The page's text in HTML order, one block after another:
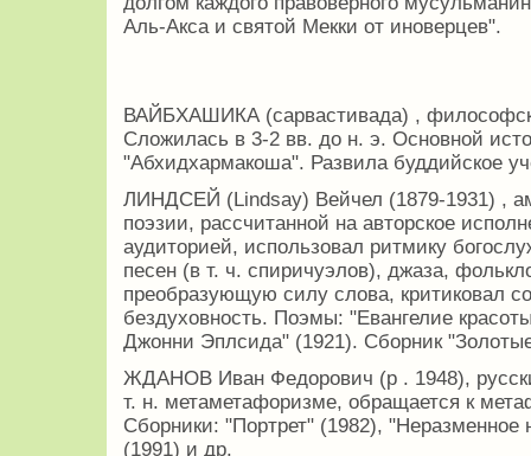
Аль-Акса и святой Мекки от иноверцев".
ВАЙБХАШИКА (сарвастивада) ,
Сложилась в 3-2 вв. до н. э. Основной
"Абхидхармакоша". Развила буддийское
ЛИНДСЕЙ (Lindsay) Вейчел (1879-1931) ,
поэзии, рассчитанной на авторское
аудиторией, использовал ритмику
песен (в т. ч. спиричуэлов), джаза,
преобразующую силу слова, критиковал
бездуховность. Поэмы: "Евангелие
Джонни Эплсида" (1921). Сборник
ЖДАНОВ Иван Федорович (р . 1948),
т. н. метаметафоризме, обращается к
Сборники: "Портрет" (1982),
(1991) и др.